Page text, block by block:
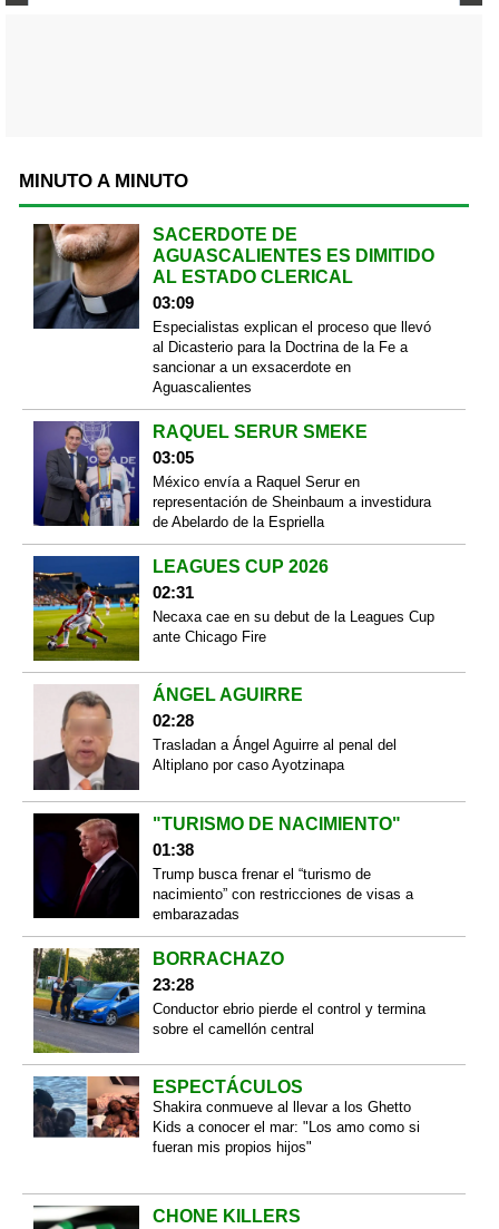
MINUTO A MINUTO
SACERDOTE DE
AGUASCALIENTES ES DIMITIDO
AL ESTADO CLERICAL
03:09
Especialistas explican el proceso que llevó
al Dicasterio para la Doctrina de la Fe a
sancionar a un exsacerdote en
Aguascalientes
RAQUEL SERUR SMEKE
03:05
México envía a Raquel Serur en
representación de Sheinbaum a investidura
de Abelardo de la Espriella
LEAGUES CUP 2026
02:31
Necaxa cae en su debut de la Leagues Cup
ante Chicago Fire
ÁNGEL AGUIRRE
02:28
Trasladan a Ángel Aguirre al penal del
Altiplano por caso Ayotzinapa
"TURISMO DE NACIMIENTO"
01:38
Trump busca frenar el “turismo de
nacimiento” con restricciones de visas a
embarazadas
BORRACHAZO
23:28
Conductor ebrio pierde el control y termina
sobre el camellón central
ESPECTÁCULOS
Shakira conmueve al llevar a los Ghetto
Kids a conocer el mar: "Los amo como si
fueran mis propios hijos"
CHONE KILLERS